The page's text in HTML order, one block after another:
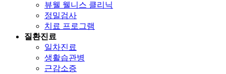
뷰웰 웰니스 클리닉
정밀검사
치료 프로그램
질환진료
일차진료
생활습관병
근감소증